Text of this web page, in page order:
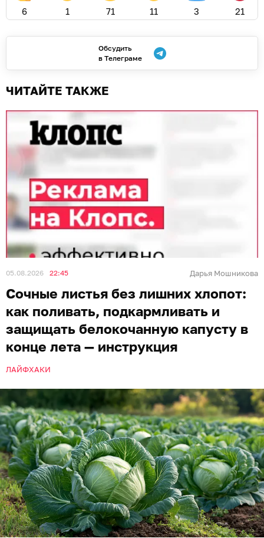
6 1 71 11 3 21
Обсудить
в Телеграме
ЧИТАЙТЕ ТАКЖЕ
05.08.2026 22:45 Дарья Мошникова
Сочные листья без лишних хлопот:
как поливать, подкармливать и
защищать белокочанную капусту в
конце лета — инструкция
ЛАЙФХАКИ